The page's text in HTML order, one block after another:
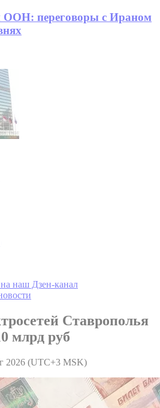
переговоры с Ираном
наш Дзен-канал
Ставрополья
млрд руб
2026 (UTC+3 MSK)